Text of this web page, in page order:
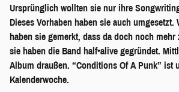
Ursprünglich wollten sie nur ihre
Dieses Vorhaben haben sie auch umgesetzt.
haben sie gemerkt, dass da doch noch mehr
sie haben die Band half•alive gegründet.
Album draußen. “Conditions Of A Punk” ist
Kalenderwoche.